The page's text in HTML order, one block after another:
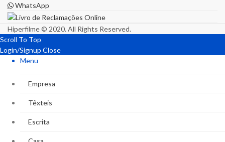
WhatsApp
Hiperfilme © 2020. All Rights Reserved.
Scroll To Top
Login/Signup Close
Menu
Empresa
Têxteis
Escrita